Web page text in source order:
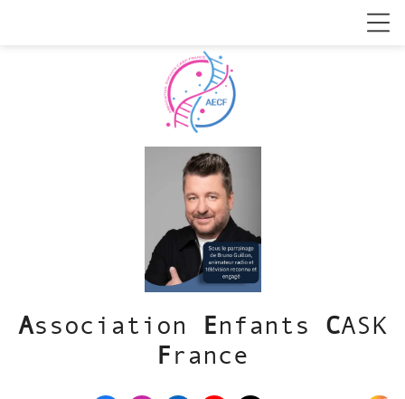
Association Enfants CASK
France